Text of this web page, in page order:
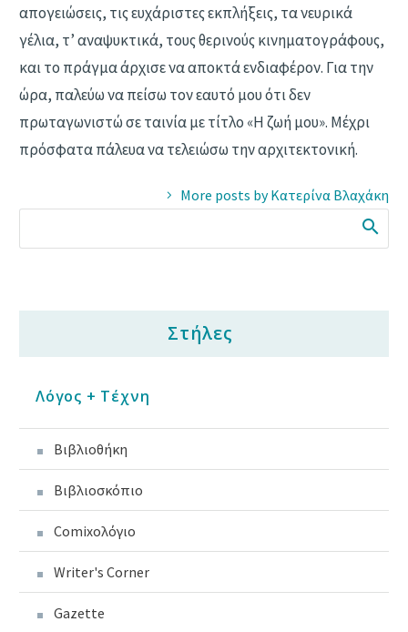
απογειώσεις, τις ευχάριστες εκπλήξεις, τα νευρικά
γέλια, τ’ αναψυκτικά, τους θερινούς κινηματογράφους,
και το πράγμα άρχισε να αποκτά ενδιαφέρον. Για την
ώρα, παλεύω να πείσω τον εαυτό μου ότι δεν
πρωταγωνιστώ σε ταινία με τίτλο «Η ζωή μου». Μέχρι
πρόσφατα πάλευα να τελειώσω την αρχιτεκτονική.
More posts by Κατερίνα Βλαχάκη
Στήλες
Λόγος + Τέχνη
Βιβλιοθήκη
Βιβλιοσκόπιο
Comixoλόγιο
Writer's Corner
Gazette